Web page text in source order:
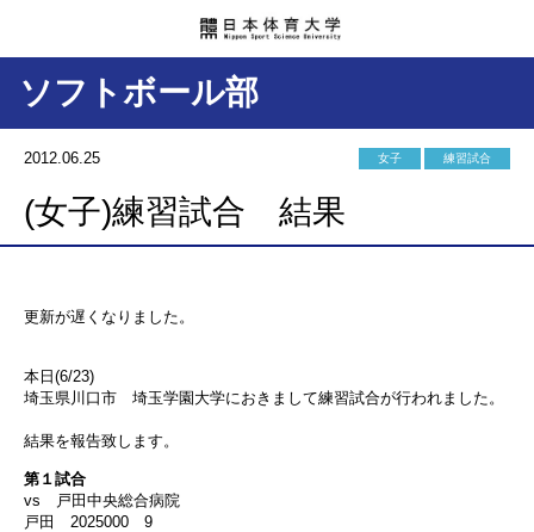
ソフトボール部
2012.06.25 女子 練習試合
(女子)練習試合 結果
更新が遅くなりました。
本日(6/23)
埼玉県川口市 埼玉学園大学におきまして練習試合が行われました。
結果を報告致します。
第１試合
vs 戸田中央総合病院
戸田 2025000 9